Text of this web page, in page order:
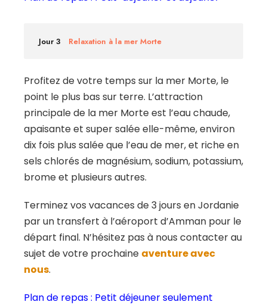
Jour 3 Relaxation à la mer Morte
Profitez de votre temps sur la mer Morte, le
point le plus bas sur terre. L’attraction
principale de la mer Morte est l’eau chaude,
apaisante et super salée elle-même, environ
dix fois plus salée que l’eau de mer, et riche en
sels chlorés de magnésium, sodium, potassium,
brome et plusieurs autres.
Terminez vos vacances de 3 jours en Jordanie
par un transfert à l’aéroport d’Amman pour le
départ final. N’hésitez pas à nous contacter au
sujet de votre prochaine aventure avec
nous.
Plan de repas : Petit déjeuner seulement